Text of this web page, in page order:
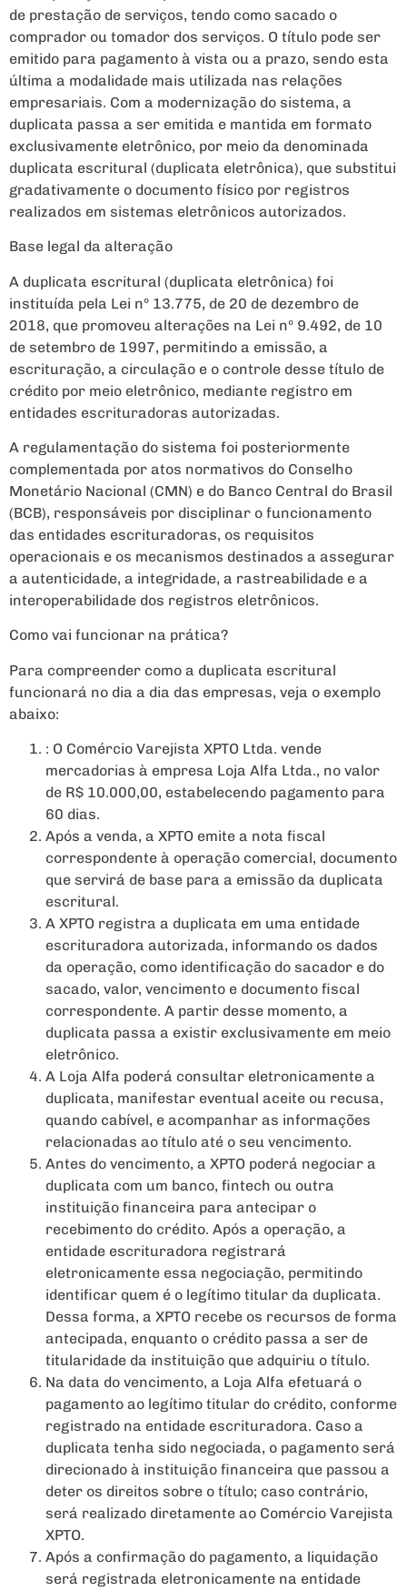
de prestação de serviços, tendo como sacado o
comprador ou tomador dos serviços. O título pode ser
emitido para pagamento à vista ou a prazo, sendo esta
última a modalidade mais utilizada nas relações
empresariais. Com a modernização do sistema, a
duplicata passa a ser emitida e mantida em formato
exclusivamente eletrônico, por meio da denominada
duplicata escritural (duplicata eletrônica), que substitui
gradativamente o documento físico por registros
realizados em sistemas eletrônicos autorizados.
Base legal da alteração
A duplicata escritural (duplicata eletrônica) foi
instituída pela Lei nº 13.775, de 20 de dezembro de
2018, que promoveu alterações na Lei nº 9.492, de 10
de setembro de 1997, permitindo a emissão, a
escrituração, a circulação e o controle desse título de
crédito por meio eletrônico, mediante registro em
entidades escrituradoras autorizadas.
A regulamentação do sistema foi posteriormente
complementada por atos normativos do Conselho
Monetário Nacional (CMN) e do Banco Central do Brasil
(BCB), responsáveis por disciplinar o funcionamento
das entidades escrituradoras, os requisitos
operacionais e os mecanismos destinados a assegurar
a autenticidade, a integridade, a rastreabilidade e a
interoperabilidade dos registros eletrônicos.
Como vai funcionar na prática?
Para compreender como a duplicata escritural
funcionará no dia a dia das empresas, veja o exemplo
abaixo:
: O Comércio Varejista XPTO Ltda. vende
mercadorias à empresa Loja Alfa Ltda., no valor
de R$ 10.000,00, estabelecendo pagamento para
60 dias.
Após a venda, a XPTO emite a nota fiscal
correspondente à operação comercial, documento
que servirá de base para a emissão da duplicata
escritural.
A XPTO registra a duplicata em uma entidade
escrituradora autorizada, informando os dados
da operação, como identificação do sacador e do
sacado, valor, vencimento e documento fiscal
correspondente. A partir desse momento, a
duplicata passa a existir exclusivamente em meio
eletrônico.
A Loja Alfa poderá consultar eletronicamente a
duplicata, manifestar eventual aceite ou recusa,
quando cabível, e acompanhar as informações
relacionadas ao título até o seu vencimento.
Antes do vencimento, a XPTO poderá negociar a
duplicata com um banco, fintech ou outra
instituição financeira para antecipar o
recebimento do crédito. Após a operação, a
entidade escrituradora registrará
eletronicamente essa negociação, permitindo
identificar quem é o legítimo titular da duplicata.
Dessa forma, a XPTO recebe os recursos de forma
antecipada, enquanto o crédito passa a ser de
titularidade da instituição que adquiriu o título.
Na data do vencimento, a Loja Alfa efetuará o
pagamento ao legítimo titular do crédito, conforme
registrado na entidade escrituradora. Caso a
duplicata tenha sido negociada, o pagamento será
direcionado à instituição financeira que passou a
deter os direitos sobre o título; caso contrário,
será realizado diretamente ao Comércio Varejista
XPTO.
Após a confirmação do pagamento, a liquidação
será registrada eletronicamente na entidade